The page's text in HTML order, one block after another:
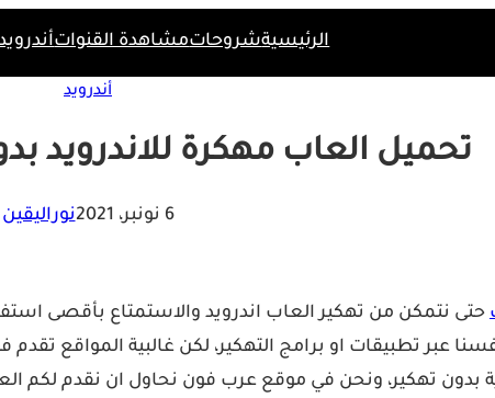
الرئيسيةشروحاتمشاهدة القنوات
أندرويد
تحميل العاب مهكرة للاندرويد
6 نونبر، 2021 نوراليقين
حتى نتمكن من تهكير العاب اندرويد والاستمتاع بأقصى
عبر تطبيقات او برامج التهكير، لكن غالبية المواقع
بدون تهكير، ونحن في موقع عرب فون نحاول ان نقدم لكم